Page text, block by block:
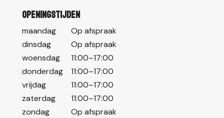
Openingstijden
maandag
Op afspraak
dinsdag
Op afspraak
woensdag
11:00–17:00
donderdag
11:00–17:00
vrijdag
11:00–17:00
zaterdag
11:00–17:00
zondag
Op afspraak